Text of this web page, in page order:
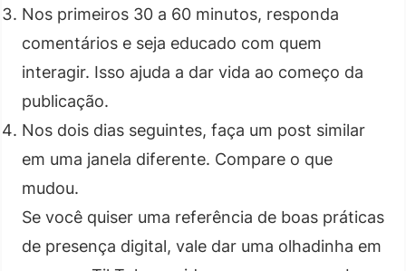
Nos primeiros 30 a 60 minutos, responda
comentários e seja educado com quem
interagir. Isso ajuda a dar vida ao começo da
publicação.
Nos dois dias seguintes, faça um post similar
em uma janela diferente. Compare o que
mudou.
Se você quiser uma referência de boas práticas
de presença digital, vale dar uma olhadinha em